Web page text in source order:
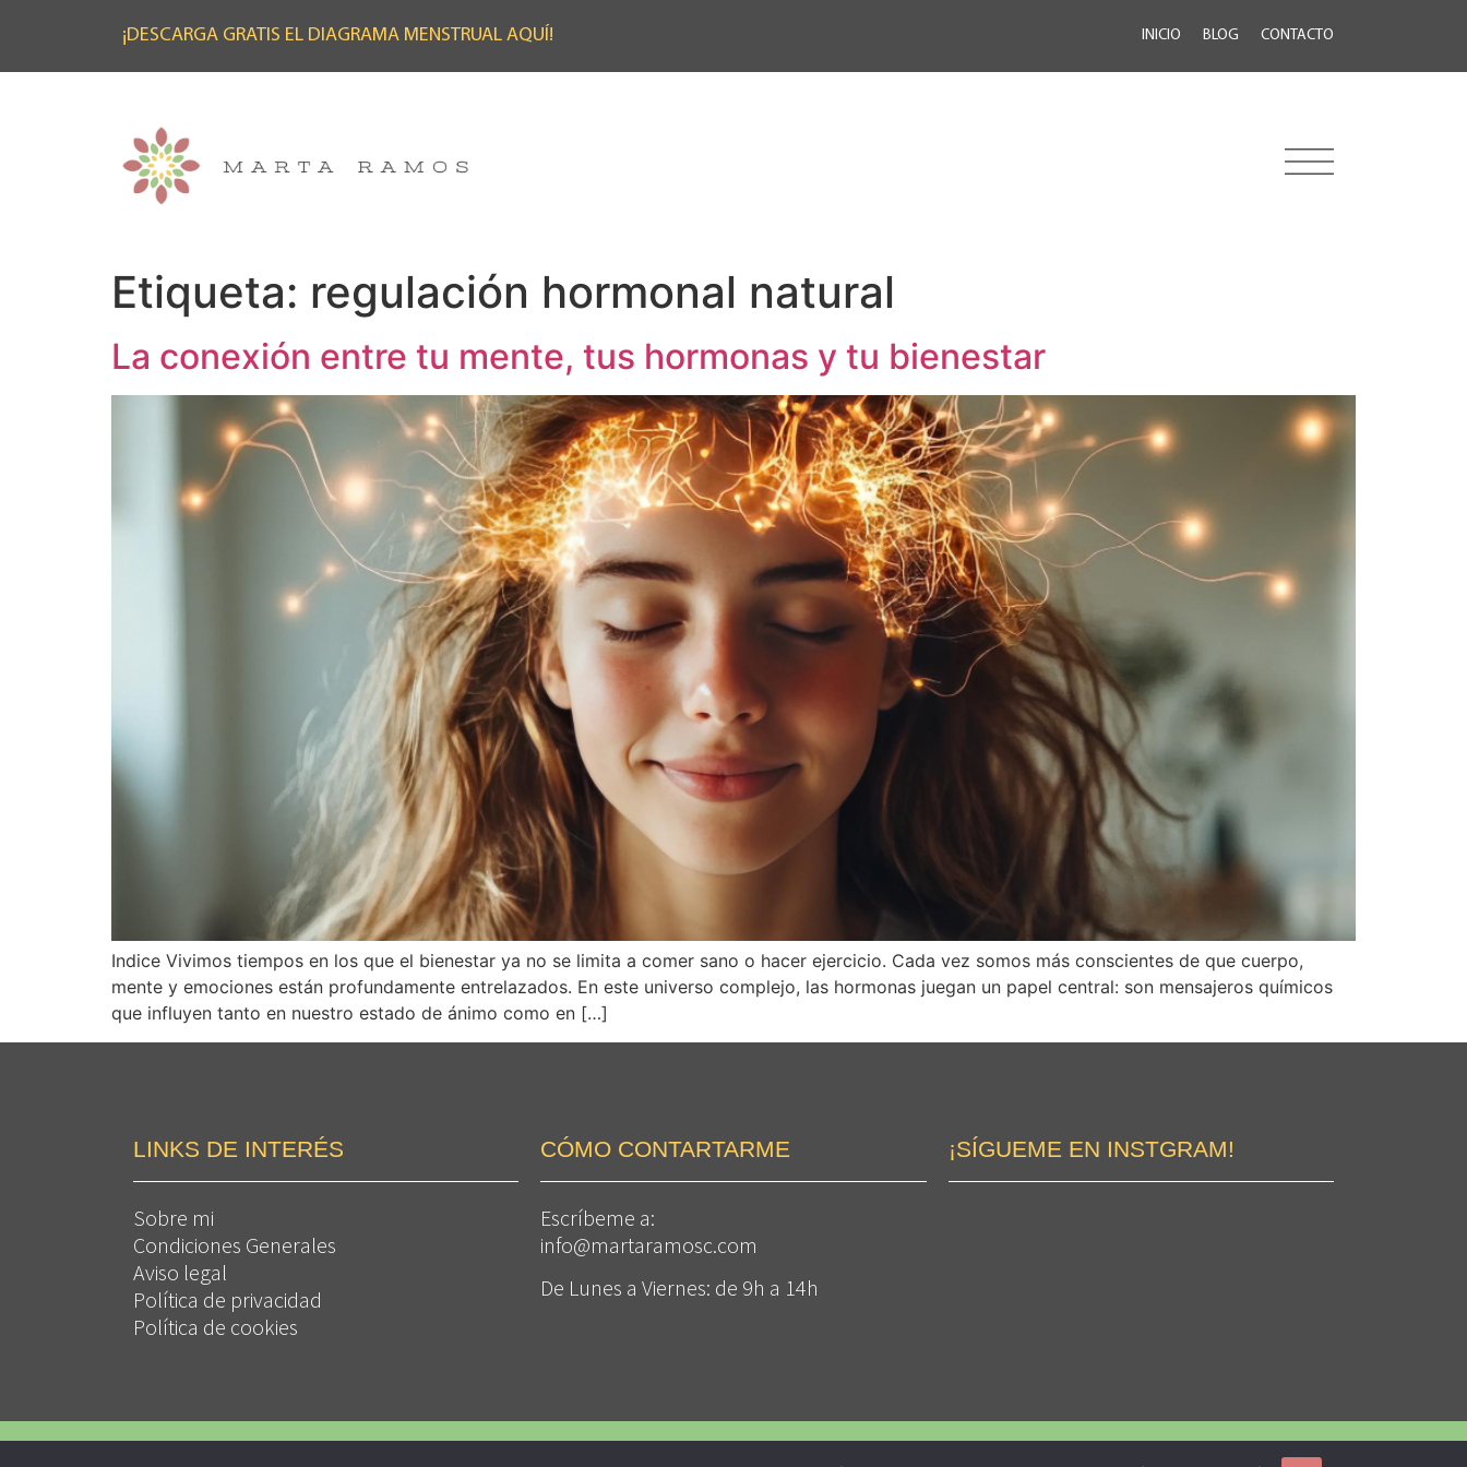
¡DESCARGA GRATIS EL DIAGRAMA MENSTRUAL AQUÍ! INICIO BLOG CONTACTO
Etiqueta: regulación hormonal natural
La conexión entre tu mente, tus hormonas y tu bienestar
Indice Vivimos tiempos en los que el bienestar ya no se limita a comer sano o hacer ejercicio. Cada vez somos más conscientes de que cuerpo,
mente y emociones están profundamente entrelazados. En este universo complejo, las hormonas juegan un papel central: son mensajeros químicos
que influyen tanto en nuestro estado de ánimo como en […]
LINKS DE INTERÉS
Sobre mi
Condiciones Generales
Aviso legal
Política de privacidad
Política de cookies
CÓMO CONTARTARME
Escríbeme a:
info@martaramosc.com
De Lunes a Viernes: de 9h a 14h
¡SÍGUEME EN INSTGRAM!